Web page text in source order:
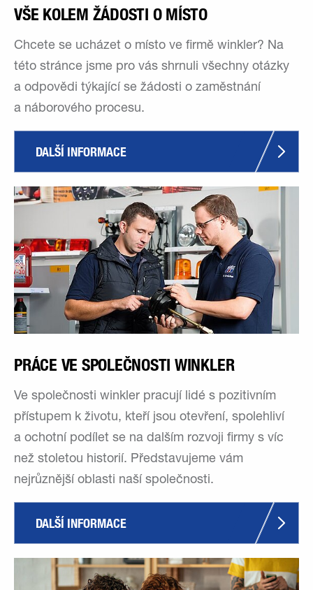
VŠE KOLEM ŽÁDOSTI O MÍSTO
Chcete se ucházet o místo ve firmě winkler? Na
této stránce jsme pro vás shrnuli všechny otázky
a odpovědi týkající se žádosti o zaměstnání
a náborového procesu.
DALŠÍ INFORMACE
PRÁCE VE SPOLEČNOSTI WINKLER
Ve společnosti winkler pracují lidé s pozitivním
přístupem k životu, kteří jsou otevření, spolehliví
a ochotní podílet se na dalším rozvoji firmy s víc
než stoletou historií. Představujeme vám
nejrůznější oblasti naší společnosti.
DALŠÍ INFORMACE